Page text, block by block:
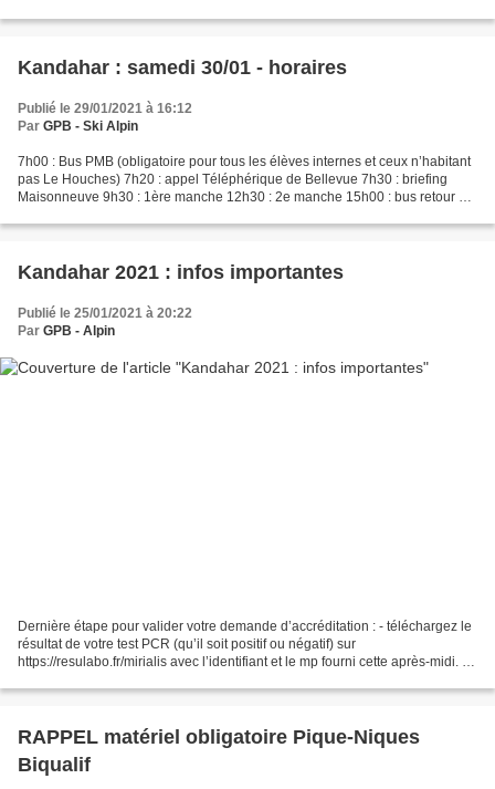
Kandahar : samedi 30/01 - horaires
Publié le 29/01/2021 à 16:12
Par GPB - Ski Alpin
7h00 : Bus PMB (obligatoire pour tous les élèves internes et ceux n’habitant
pas Le Houches) 7h20 : appel Téléphérique de Bellevue 7h30 : briefing
Maisonneuve 9h30 : 1ère manche 12h30 : 2e manche 15h00 : bus retour au
Kandahar 2021 : infos importantes
Publié le 25/01/2021 à 20:22
Par GPB - Alpin
Dernière étape pour valider votre demande d’accréditation : - téléchargez le
résultat de votre test PCR (qu’il soit positif ou négatif) sur
https://resulabo.fr/mirialis avec l’identifiant et le mp fourni cette après-midi. -
RAPPEL matériel obligatoire Pique-Niques
Biqualif